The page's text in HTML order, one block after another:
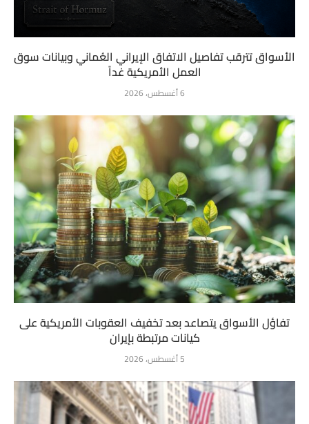
الأسواق تترقب تفاصيل الاتفاق الإيراني العُماني وبيانات سوق
العمل الأمريكية غداً
6 أغسطس، 2026
تفاؤل الأسواق يتصاعد بعد تخفيف العقوبات الأمريكية على
كيانات مرتبطة بإيران
5 أغسطس، 2026